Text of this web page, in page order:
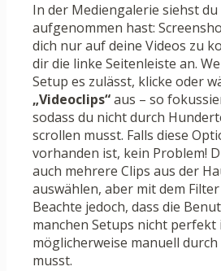
In der Mediengalerie siehst du
aufgenommen hast:
dich nur auf deine Videos zu
dir die linke Seitenleiste an.
Setup es zulässt, klicke oder
„Videoclips“aus – so
sodass du nicht durch
scrollen musst. Falls diese
vorhanden ist, kein Problem!
auch mehrere Clips aus der
auswählen, aber mit dem
Beachte jedoch, dass die
manchen Setups nicht perfekt
möglicherweise manuell
musst.